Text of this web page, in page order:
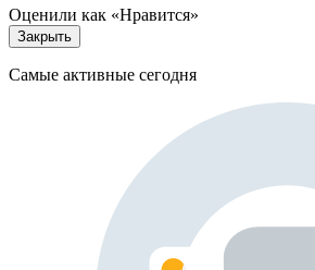
Оценили как «Нравится»
Закрыть
Самые активные сегодня